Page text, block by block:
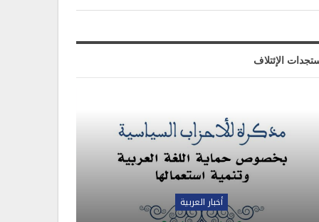
الإئتلاف
أخبار العربية